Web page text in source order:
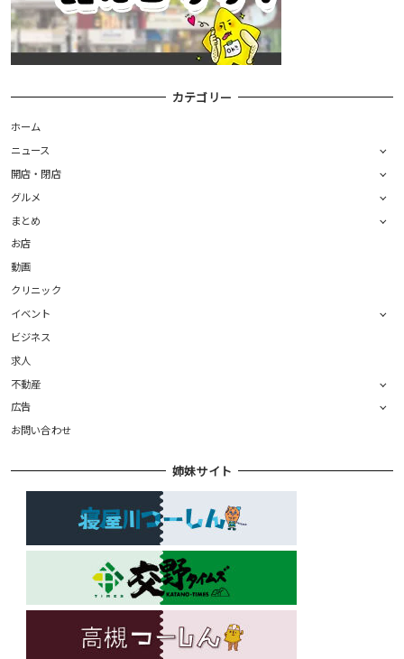
カテゴリー
ホーム
ニュース
開店・閉店
グルメ
まとめ
お店
動画
クリニック
イベント
ビジネス
求人
不動産
広告
お問い合わせ
姉妹サイト